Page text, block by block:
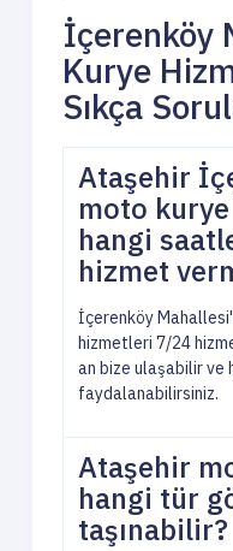
İçerenköy
Kurye
Sıkça
Ataşehir
moto
hangi
hizmet
İçerenköy
hizmetleri 7/24
an bize ulaşabilir ve
faydalanabilirsiniz.
Ataşehir
hangi tür
taşınabilir?